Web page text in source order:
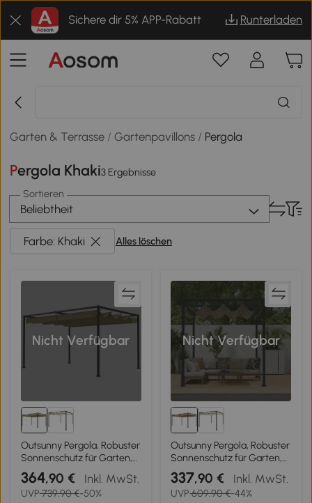
Sichere dir 5% APP-Rabatt Runterladen
Garten & Terrasse /Gartenpavillons / Pergola
Pergola Khaki3 Ergebnisse
Sortieren
Beliebtheit
Farbe: Khaki Alles löschen
Nicht Verfügbar
Outsunny Pergola, Robuster
Sonnenschutz für Garten,
Balkon, Terrasse, aus Metall
und Kunststoff, UV- und
wasserabweisend, Khaki
364,90 € Inkl. MwSt.
UVP739,90 €-50%
Nicht Verfügbar
Outsunny Pergola, Robuster
Sonnenschutz für Garten,
Balkon, Terrasse, aus Metall
und Kunststoff, UV- und
wasserabweisend, Khaki
337,90 € Inkl. MwSt.
UVP609,90 €-44%